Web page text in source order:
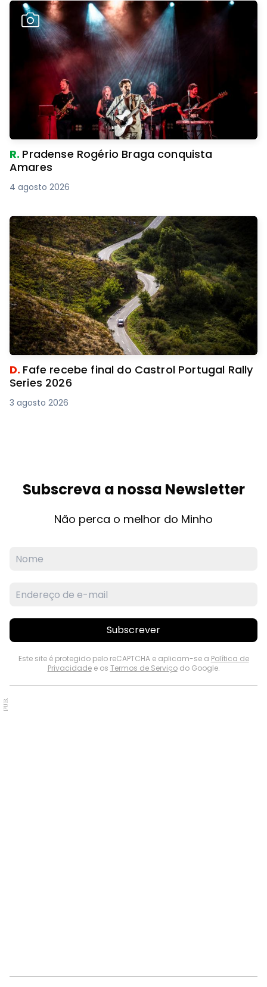
R. Pradense Rogério Braga conquista
Amares
4 agosto 2026
D. Fafe recebe final do Castrol Portugal Rally
Series 2026
3 agosto 2026
Subscreva a nossa Newsletter
Não perca o melhor do Minho
Subscrever
Este site é protegido pelo reCAPTCHA e aplicam-se a Política de
Privacidadee os Termos de Serviçodo Google.
PUB.